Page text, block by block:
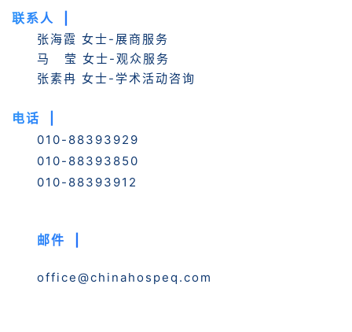
联系人 |
张海霞 女士-展商服务
马 莹 女士-观众服务
张素冉 女士-学术活动咨询
电话 |
010-88393929
010-88393850
010-88393912
邮件 |
office@chinahospeq.com